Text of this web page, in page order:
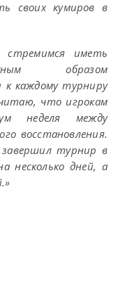
своих кумиров в
стремимся иметь
образом
каждому турниру
что игрокам
неделя между
восстановления.
турнир в
несколько дней, а